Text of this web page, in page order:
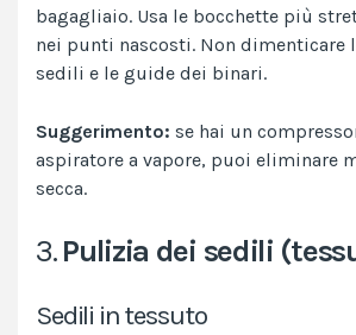
bagagliaio. Usa le bocchette più
nei punti nascosti. Non dimenticare
sedili e le guide dei binari.
Suggerimento: se hai un
aspiratore a vapore, puoi eliminare
secca.
3.Pulizia dei sedili
Sedili in tessuto